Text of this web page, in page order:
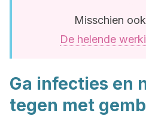
Misschien
De helende
Ga infecties en
tegen met